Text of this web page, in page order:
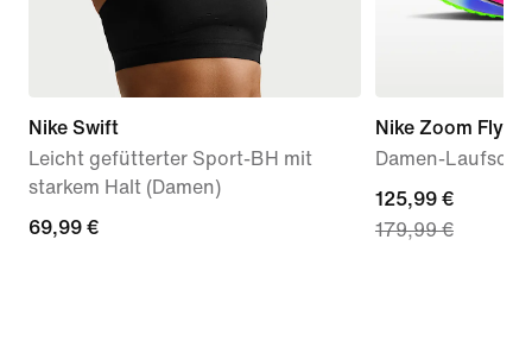
Nike Swift
Leicht gefütterter Sport-BH mit
starkem Halt (Damen)
69,99 €
69,99 €
Nike Zoom Fly 6
Damen-
current
price
125,99 €
179,99 €